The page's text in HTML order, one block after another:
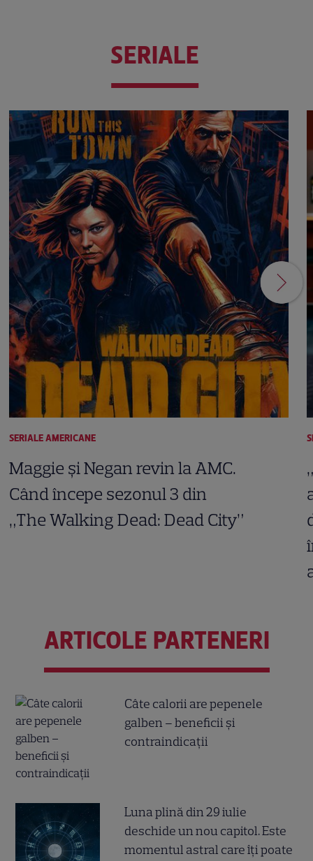
SERIALE
SERIALE AMERICANE
Maggie și Negan revin la AMC.
Când începe sezonul 3 din
„The Walking Dead: Dead City”
ARTICOLE PARTENERI
Câte calorii are pepenele
galben – beneficii și
contraindicații
Luna plină din 29 iulie
deschide un nou capitol. Este
momentul astral care îți poate